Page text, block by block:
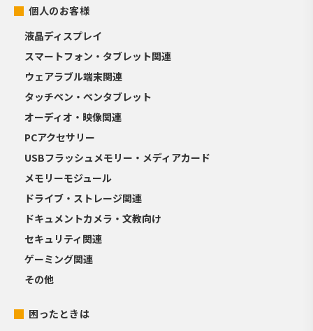
個人のお客様
液晶ディスプレイ
スマートフォン・タブレット関連
ウェアラブル端末関連
タッチペン・ペンタブレット
オーディオ・映像関連
PCアクセサリー
USBフラッシュメモリー・メディアカード
メモリーモジュール
ドライブ・ストレージ関連
ドキュメントカメラ・文教向け
セキュリティ関連
ゲーミング関連
その他
困ったときは